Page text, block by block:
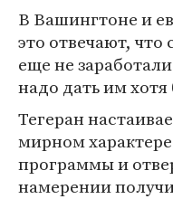
В Вашингтоне и
это отвечают,
еще не
надо дать им
Тегеран
мирном
программы и
намерении